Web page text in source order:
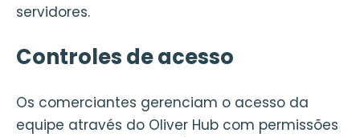
servidores.
Controles de acesso
Os comerciantes gerenciam o acesso da
equipe através do Oliver Hub com permissões